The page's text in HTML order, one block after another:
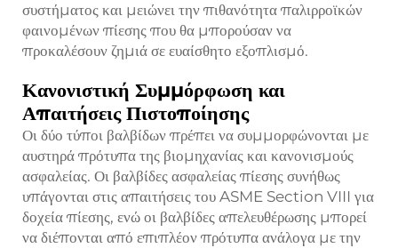
συστήματος και μειώνει την πιθανότητα παλιρροϊκών
φαινομένων πίεσης που θα μπορούσαν να
προκαλέσουν ζημιά σε ευαίσθητο εξοπλισμό.
Κανονιστική Συμμόρφωση και
Απαιτήσεις Πιστοποίησης
Οι δύο τύποι βαλβίδων πρέπει να συμμορφώνονται με
αυστηρά πρότυπα της βιομηχανίας και κανονισμούς
ασφαλείας. Οι βαλβίδες ασφαλείας πίεσης συνήθως
υπάγονται στις απαιτήσεις του ASME Section VIII για
δοχεία πίεσης, ενώ οι βαλβίδες απελευθέρωσης μπορεί
να διέπονται από επιπλέον πρότυπα ανάλογα με την